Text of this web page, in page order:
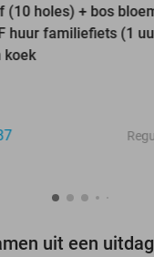
(10 holes) + bos
huur familiefiets (1
koek
uit een